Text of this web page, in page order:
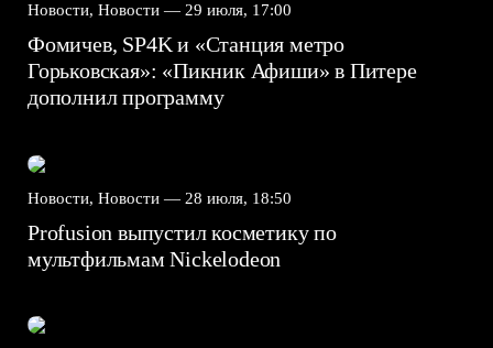
Новости, Новости — 29 июля, 17:00
Фомичев, SP4K и «Станция метро
Горьковская»: «Пикник Афиши» в Питере
дополнил программу
Новости, Новости — 28 июля, 18:50
Profusion выпустил косметику по
мультфильмам Nickelodeon